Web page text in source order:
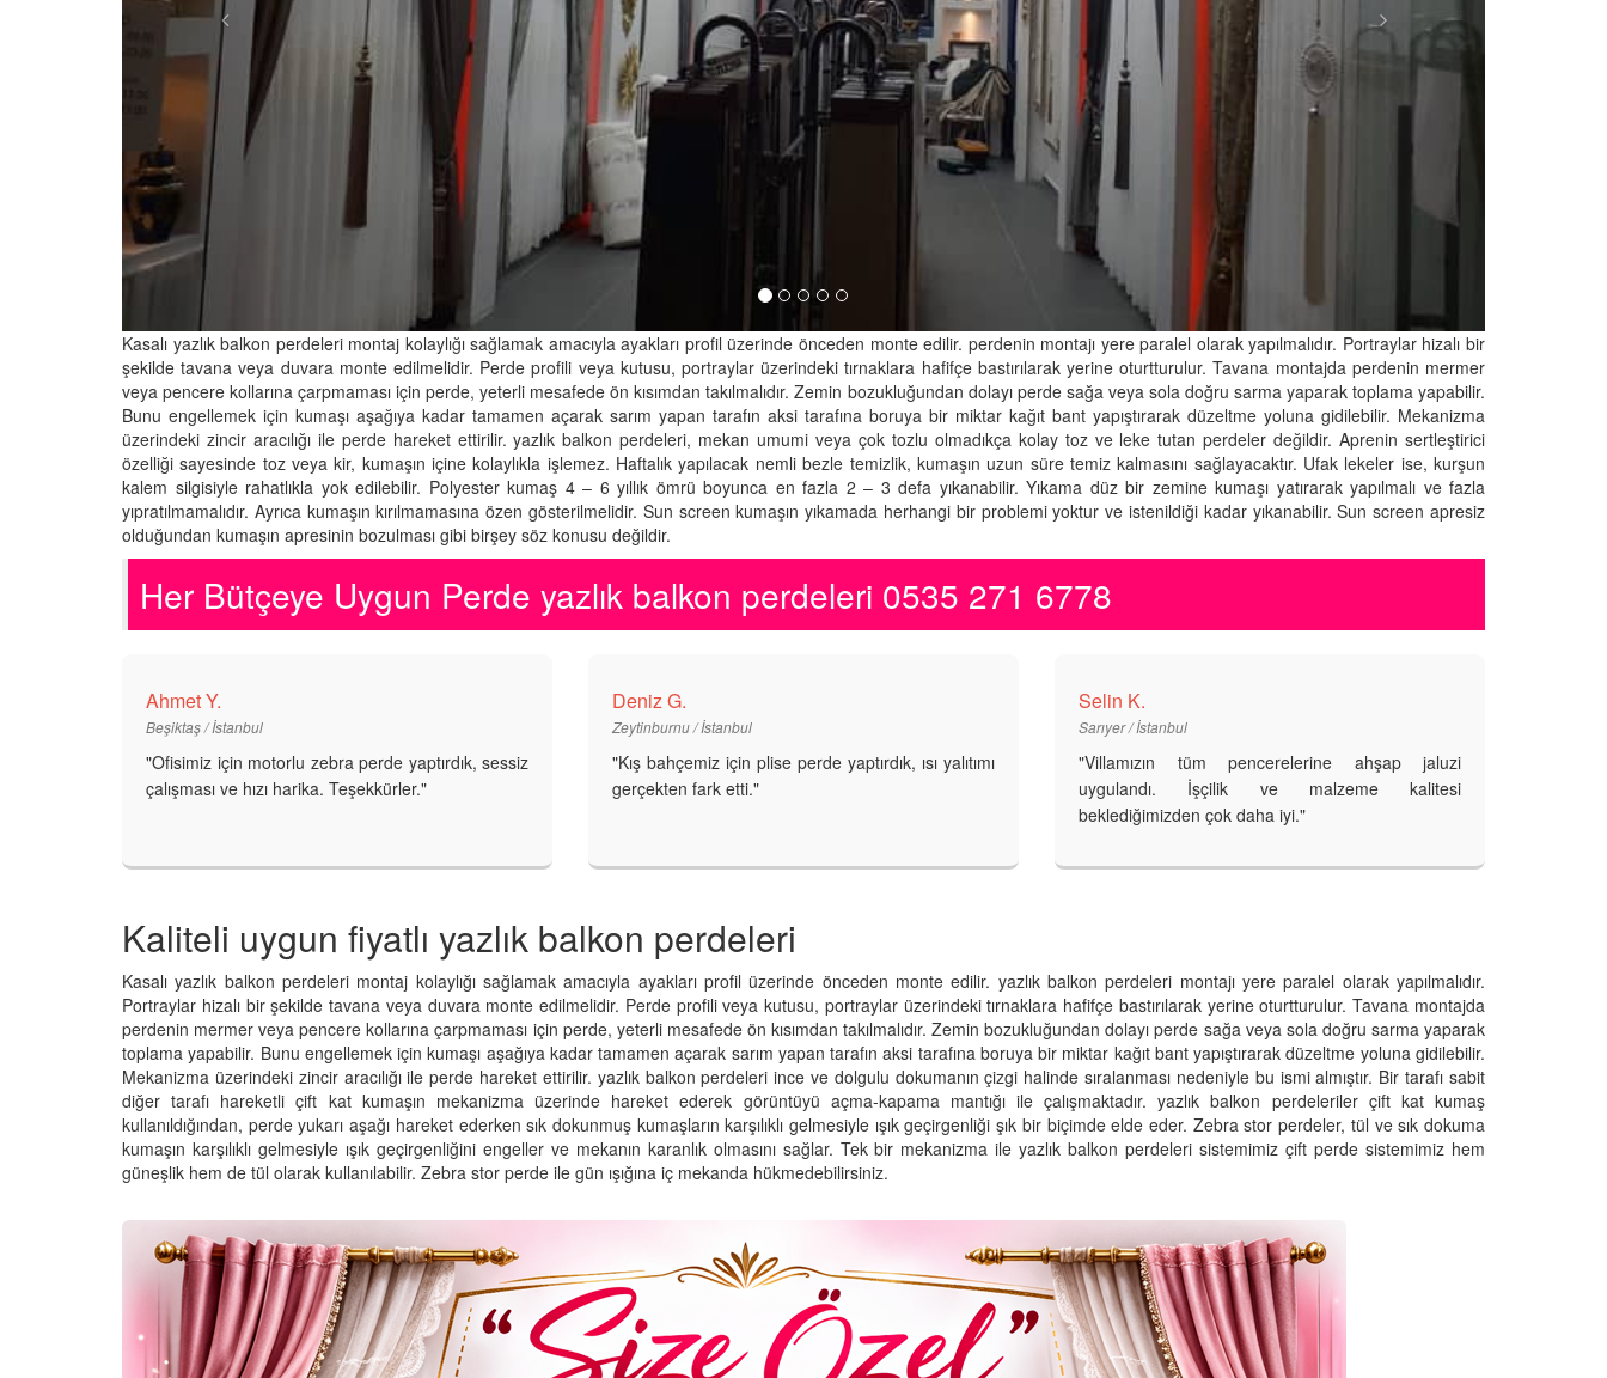
Kasalı yazlık balkon perdeleri montaj kolaylığı sağlamak amacıyla ayakları profil üzerinde önceden monte edilir. perdenin montajı yere paralel olarak yapılmalıdır. Portraylar hizalı bir
şekilde tavana veya duvara monte edilmelidir. Perde profili veya kutusu, portraylar üzerindeki tırnaklara hafifçe bastırılarak yerine oturtturulur. Tavana montajda perdenin mermer
veya pencere kollarına çarpmaması için perde, yeterli mesafede ön kısımdan takılmalıdır. Zemin bozukluğundan dolayı perde sağa veya sola doğru sarma yaparak toplama yapabilir.
Bunu engellemek için kumaşı aşağıya kadar tamamen açarak sarım yapan tarafın aksi tarafına boruya bir miktar kağıt bant yapıştırarak düzeltme yoluna gidilebilir. Mekanizma
üzerindeki zincir aracılığı ile perde hareket ettirilir. yazlık balkon perdeleri, mekan umumi veya çok tozlu olmadıkça kolay toz ve leke tutan perdeler değildir. Aprenin sertleştirici
özelliği sayesinde toz veya kir, kumaşın içine kolaylıkla işlemez. Haftalık yapılacak nemli bezle temizlik, kumaşın uzun süre temiz kalmasını sağlayacaktır. Ufak lekeler ise, kurşun
kalem silgisiyle rahatlıkla yok edilebilir. Polyester kumaş 4 – 6 yıllık ömrü boyunca en fazla 2 – 3 defa yıkanabilir. Yıkama düz bir zemine kumaşı yatırarak yapılmalı ve fazla
yıpratılmamalıdır. Ayrıca kumaşın kırılmamasına özen gösterilmelidir. Sun screen kumaşın yıkamada herhangi bir problemi yoktur ve istenildiği kadar yıkanabilir. Sun screen apresiz
olduğundan kumaşın apresinin bozulması gibi birşey söz konusu değildir.
Her Bütçeye Uygun Perde yazlık balkon perdeleri 0535 271 6778
Ahmet Y.
Beşiktaş / İstanbul
"Ofisimiz için motorlu zebra perde yaptırdık, sessiz
çalışması ve hızı harika. Teşekkürler."
Deniz G.
Zeytinburnu / İstanbul
"Kış bahçemiz için plise perde yaptırdık, ısı yalıtımı
gerçekten fark etti."
Selin K.
Sarıyer / İstanbul
"Villamızın tüm pencerelerine ahşap jaluzi
uygulandı. İşçilik ve malzeme kalitesi
beklediğimizden çok daha iyi."
Kaliteli uygun fiyatlı yazlık balkon perdeleri
Kasalı yazlık balkon perdeleri montaj kolaylığı sağlamak amacıyla ayakları profil üzerinde önceden monte edilir. yazlık balkon perdeleri montajı yere paralel olarak yapılmalıdır.
Portraylar hizalı bir şekilde tavana veya duvara monte edilmelidir. Perde profili veya kutusu, portraylar üzerindeki tırnaklara hafifçe bastırılarak yerine oturtturulur. Tavana montajda
perdenin mermer veya pencere kollarına çarpmaması için perde, yeterli mesafede ön kısımdan takılmalıdır. Zemin bozukluğundan dolayı perde sağa veya sola doğru sarma yaparak
toplama yapabilir. Bunu engellemek için kumaşı aşağıya kadar tamamen açarak sarım yapan tarafın aksi tarafına boruya bir miktar kağıt bant yapıştırarak düzeltme yoluna gidilebilir.
Mekanizma üzerindeki zincir aracılığı ile perde hareket ettirilir. yazlık balkon perdeleri ince ve dolgulu dokumanın çizgi halinde sıralanması nedeniyle bu ismi almıştır. Bir tarafı sabit
diğer tarafı hareketli çift kat kumaşın mekanizma üzerinde hareket ederek görüntüyü açma-kapama mantığı ile çalışmaktadır. yazlık balkon perdeleriler çift kat kumaş
kullanıldığından, perde yukarı aşağı hareket ederken sık dokunmuş kumaşların karşılıklı gelmesiyle ışık geçirgenliği şık bir biçimde elde eder. Zebra stor perdeler, tül ve sık dokuma
kumaşın karşılıklı gelmesiyle ışık geçirgenliğini engeller ve mekanın karanlık olmasını sağlar. Tek bir mekanizma ile yazlık balkon perdeleri sistemimiz çift perde sistemimiz hem
güneşlik hem de tül olarak kullanılabilir. Zebra stor perde ile gün ışığına iç mekanda hükmedebilirsiniz.